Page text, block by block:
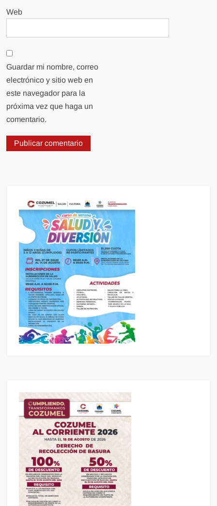
Web
Guardar mi nombre, correo
electrónico y sitio web en
este navegador para la
próxima vez que haga un
comentario.